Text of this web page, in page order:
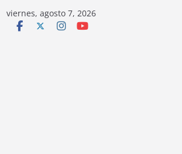
viernes, agosto 7, 2026